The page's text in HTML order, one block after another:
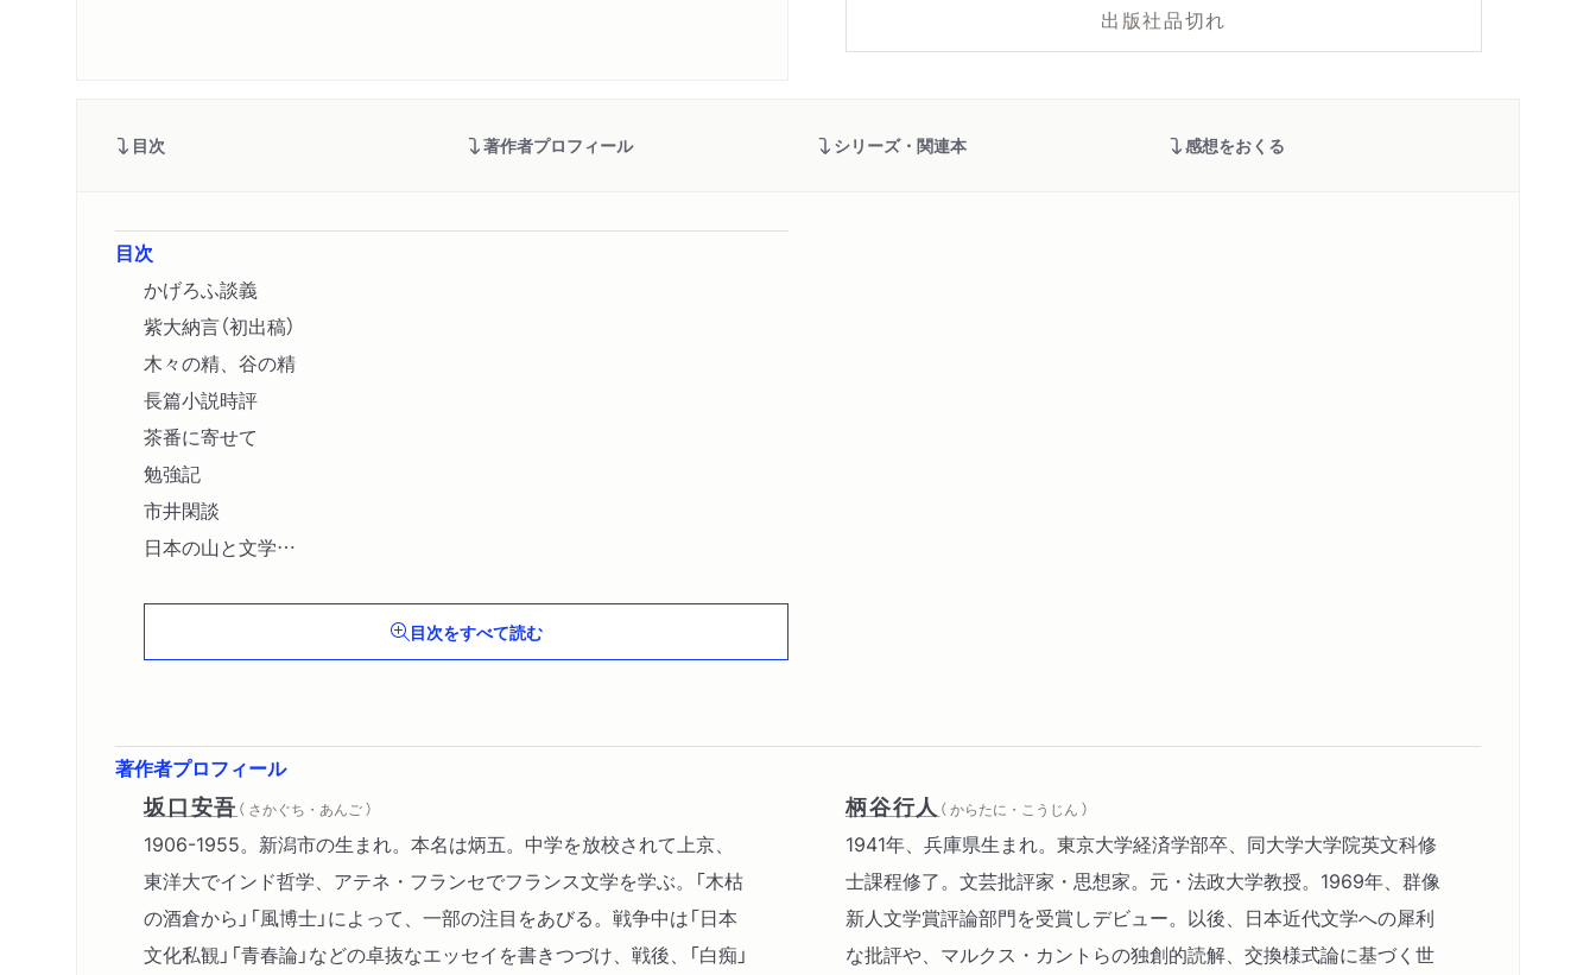
出版社品切れ
目次 著作者プロフィール シリーズ・関連本 感想をおくる
目次
かげろふ談義
紫大納言（初出稿）
木々の精、谷の精
長篇小説時評
茶番に寄せて
勉強記
市井閑談
日本の山と文学
総理大臣が貰った手紙の話〔ほか〕目次をすべて読む
著作者プロフィール
坂口安吾 （ さかぐち・あんご ）
1906-1955。新潟市の生まれ。本名は炳五。中学を放校されて上京、
東洋大でインド哲学、アテネ・フランセでフランス文学を学ぶ。「木枯
の酒倉から」「風博士」によって、一部の注目をあびる。戦争中は「日本
文化私観」「青春論」などの卓抜なエッセイを書きつづけ、戦後、「白痴」
柄谷行人 （ からたに・こうじん ）
1941年、兵庫県生まれ。東京大学経済学部卒、同大学大学院英文科修
士課程修了。文芸批評家・思想家。元・法政大学教授。1969年、群像
新人文学賞評論部門を受賞しデビュー。以後、日本近代文学への犀利
な批評や、マルクス・カントらの独創的読解、交換様式論に基づく世